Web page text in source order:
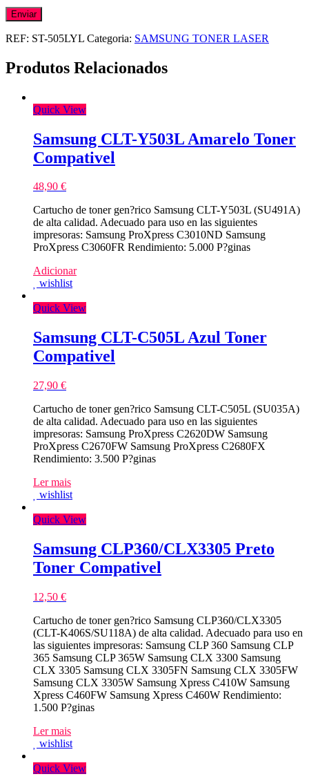
REF: ST-505LYL Categoria: SAMSUNG TONER LASER
Produtos Relacionados
Quick View
Samsung CLT-Y503L Amarelo Toner
Compativel
48,90 €
Cartucho de toner gen?rico Samsung CLT-Y503L (SU491A)
de alta calidad. Adecuado para uso en las siguientes
impresoras: Samsung ProXpress C3010ND Samsung
ProXpress C3060FR Rendimiento: 5.000 P?ginas
Adicionar
wishlist
Quick View
Samsung CLT-C505L Azul Toner
Compativel
27,90 €
Cartucho de toner gen?rico Samsung CLT-C505L (SU035A)
de alta calidad. Adecuado para uso en las siguientes
impresoras: Samsung ProXpress C2620DW Samsung
ProXpress C2670FW Samsung ProXpress C2680FX
Rendimiento: 3.500 P?ginas
Ler mais
wishlist
Quick View
Samsung CLP360/CLX3305 Preto
Toner Compativel
12,50 €
Cartucho de toner gen?rico Samsung CLP360/CLX3305
(CLT-K406S/SU118A) de alta calidad. Adecuado para uso en
las siguientes impresoras: Samsung CLP 360 Samsung CLP
365 Samsung CLP 365W Samsung CLX 3300 Samsung
CLX 3305 Samsung CLX 3305FN Samsung CLX 3305FW
Samsung CLX 3305W Samsung Xpress C410W Samsung
Xpress C460FW Samsung Xpress C460W Rendimiento:
1.500 P?ginas
Ler mais
wishlist
Quick View